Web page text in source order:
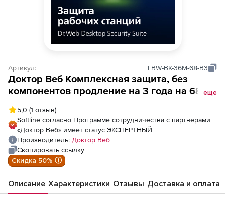
Артикул: LBW-BK-36M-68-B3
Доктор Веб Комплексная защита, без
компонентов продление на 3 года на 68
еще
5,0 (1 отзыв)
Softline согласно Программе сотрудничества с партнерами
«Доктор Веб» имеет статус ЭКСПЕРТНЫЙ
Производитель: Доктор Веб
Скопировать ссылку
Скидка 50% ⓘ
Описание Характеристики Отзывы Доставка и оплата